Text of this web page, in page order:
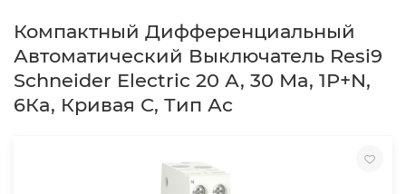
Компактный Дифференциальный
Автоматический Выключатель Resi9
Schneider Electric 20 А, 30 Мa, 1P+N,
6Кa, Кривая С, Тип Ас